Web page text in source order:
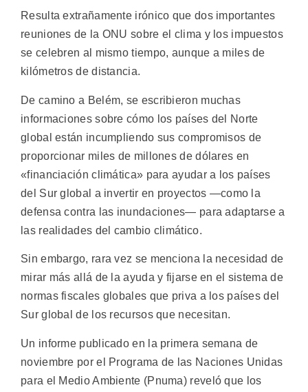
Resulta extrañamente irónico que dos importantes
reuniones de la ONU sobre el clima y los impuestos
se celebren al mismo tiempo, aunque a miles de
kilómetros de distancia.
De camino a Belém, se escribieron muchas
informaciones sobre cómo los países del Norte
global están incumpliendo sus compromisos de
proporcionar miles de millones de dólares en
«financiación climática» para ayudar a los países
del Sur global a invertir en proyectos —como la
defensa contra las inundaciones— para adaptarse a
las realidades del cambio climático.
Sin embargo, rara vez se menciona la necesidad de
mirar más allá de la ayuda y fijarse en el sistema de
normas fiscales globales que priva a los países del
Sur global de los recursos que necesitan.
Un informe publicado en la primera semana de
noviembre por el Programa de las Naciones Unidas
para el Medio Ambiente (Pnuma) reveló que los